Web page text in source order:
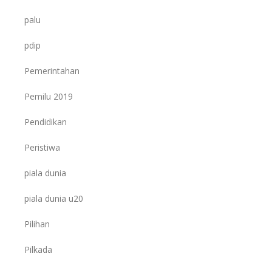
palu
pdip
Pemerintahan
Pemilu 2019
Pendidikan
Peristiwa
piala dunia
piala dunia u20
Pilihan
Pilkada